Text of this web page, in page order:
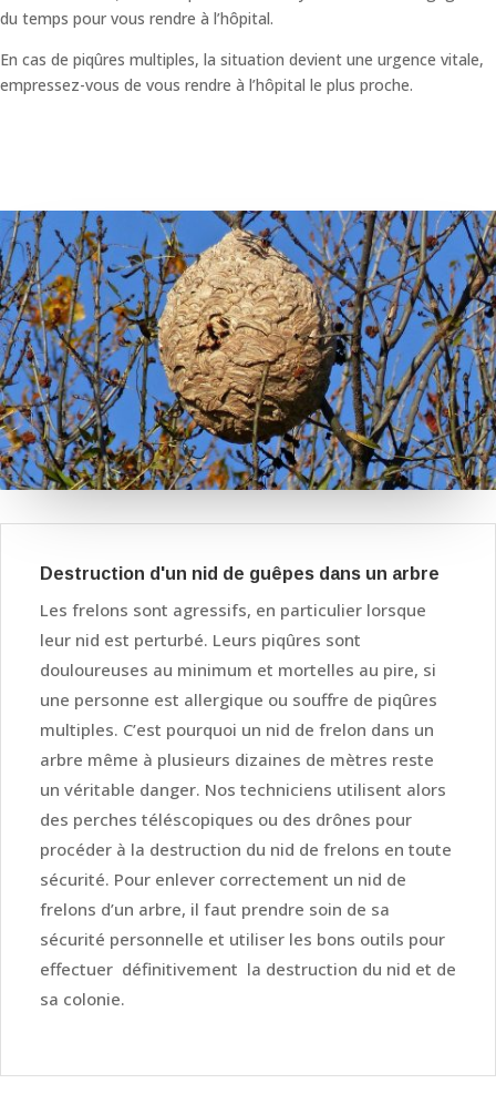
du temps pour vous rendre à l’hôpital.
En cas de piqûres multiples, la situation devient une urgence vitale,
empressez-vous de vous rendre à l’hôpital le plus proche.
Destruction d'un nid de guêpes dans un arbre
Les frelons sont agressifs, en particulier lorsque
leur nid est perturbé. Leurs piqûres sont
douloureuses au minimum et mortelles au pire, si
une personne est allergique ou souffre de piqûres
multiples. C’est pourquoi un nid de frelon dans un
arbre même à plusieurs dizaines de mètres reste
un véritable danger. Nos techniciens utilisent alors
des perches téléscopiques ou des drônes pour
procéder à la destruction du nid de frelons en toute
sécurité. Pour enlever correctement un nid de
frelons d’un arbre, il faut prendre soin de sa
sécurité personnelle et utiliser les bons outils pour
effectuer définitivement la destruction du nid et de
sa colonie.